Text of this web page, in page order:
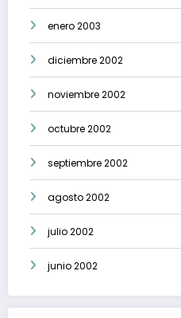
enero 2003
diciembre 2002
noviembre 2002
octubre 2002
septiembre 2002
agosto 2002
julio 2002
junio 2002